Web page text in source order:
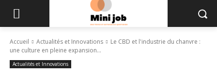
Accueil Actualités et Innovations
Le CBD et l'industrie du chanvre :
une culture en pleine expansion...
Actualités et Innovations